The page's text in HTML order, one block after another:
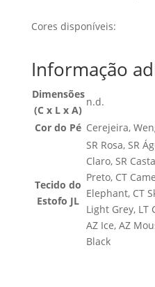
Cores disponíveis:
Informação
Dimensões
(C x L x A)
n.d.
Cor do Pé Cerejeira,
Tecido do
Estofo JL
SR Rosa, SR
Claro, SR
Preto, CT
Elephant, CT
Light Grey, LT
AZ Ice, AZ
Black